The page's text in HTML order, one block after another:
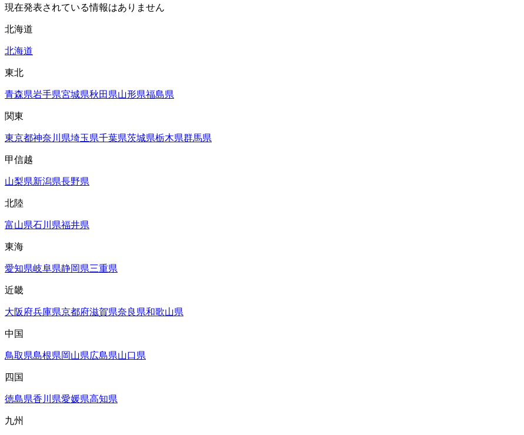
現在発表されている情報はありません
北海道
北海道
東北
青森県岩手県宮城県秋田県山形県福島県
関東
東京都神奈川県埼玉県千葉県茨城県栃木県群馬県
甲信越
山梨県新潟県長野県
北陸
富山県石川県福井県
東海
愛知県岐阜県静岡県三重県
近畿
大阪府兵庫県京都府滋賀県奈良県和歌山県
中国
鳥取県島根県岡山県広島県山口県
四国
徳島県香川県愛媛県高知県
九州